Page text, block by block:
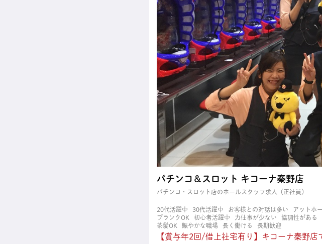
パチンコ＆スロット キコーナ秦野店
パチンコ・スロット店のホールスタッフ求人（正社員）
20代活躍中 30代活躍中 お客様との対話は多い アットホ
ブランクOK
初心者活躍中 力仕事が少ない 協調性がある
茶髪OK
賑やかな職場 長く働ける 長期歓迎
【賞与年2回/借上社宅有り】キコーナ秦野